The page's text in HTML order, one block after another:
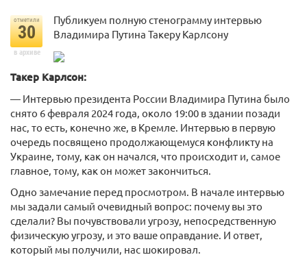
отметили
30
в архиве
Публикуем полную стенограмму интервью
Владимира Путина Такеру Карлсону
Такер Карлсон:
— Интервью президента России Владимира Путина было
снято 6 февраля 2024 года, около 19:00 в здании позади
нас, то есть, конечно же, в Кремле. Интервью в первую
очередь посвящено продолжающемуся конфликту на
Украине, тому, как он начался, что происходит и, самое
главное, тому, как он может закончиться.
Одно замечание перед просмотром. В начале интервью
мы задали самый очевидный вопрос: почему вы это
сделали? Вы почувствовали угрозу, непосредственную
физическую угрозу, и это ваше оправдание. И ответ,
который мы получили, нас шокировал.